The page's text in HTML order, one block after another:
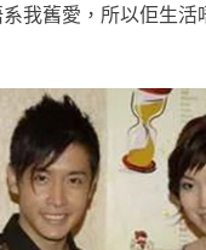
我舊愛，所以佢生活